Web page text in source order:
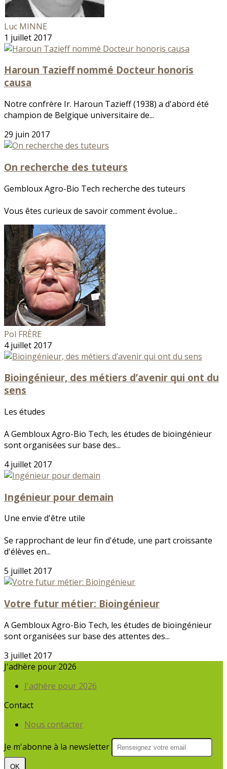
Luc MINNE
1 juillet 2017
Haroun Tazieff nommé Docteur honoris
causa
Notre confrère Ir. Haroun Tazieff (1938) a d'abord été
champion de Belgique universitaire de...
29 juin 2017
On recherche des tuteurs
Gembloux Agro-Bio Tech recherche des tuteurs
Vous êtes curieux de savoir comment évolue...
Pol FRÈRE
4 juillet 2017
Bioingénieur, des métiers d’avenir qui ont du
sens
Les études
A Gembloux Agro-Bio Tech, les études de bioingénieur
sont organisées sur base des...
4 juillet 2017
Ingénieur pour demain
Une envie d'être utile
Se rapprochant de leur fin d'étude, une part croissante
d'élèves en...
5 juillet 2017
Votre futur métier: Bioingénieur
A Gembloux Agro-Bio Tech, les études de bioingénieur
sont organisées sur base des attentes des...
3 juillet 2017
J'adhère pour 2026
J'adhère pour 2026
Contact
Nous contacter
Je m'abonne à la newsletter
OK